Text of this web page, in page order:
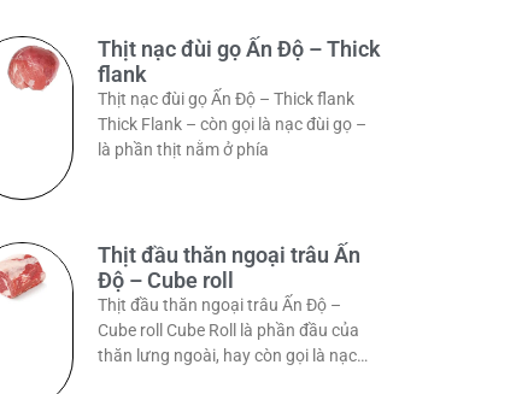
Thịt nạc đùi gọ Ấn Độ – Thick
flank
Thịt nạc đùi gọ Ấn Độ – Thick flank
Thick Flank – còn gọi là nạc đùi gọ –
là phần thịt nằm ở phía
Thịt đầu thăn ngoại trâu Ấn
Độ – Cube roll
Thịt đầu thăn ngoại trâu Ấn Độ –
Cube roll Cube Roll là phần đầu của
thăn lưng ngoài, hay còn gọi là nạc